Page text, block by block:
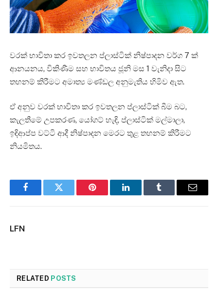
වරක් භාවිතා කර ඉවතලන ප්ලාස්ටික් නිෂ්පාදන වර්ග 7 ක්
ආනයනය, විකිණීම සහ භාවිතය ජූනි මස 1 වැනිදා සිට
තහනම් කිරීමට අමාත්‍ය මණ්ඩල අනුමැතිය හිමිව ඇත.
ඒ අනුව වරක් භාවිතා කර ඉවතලන ප්ලාස්ටික් බීම බට,
කැලතීමේ උපකරණ, යෝගට් හැඳි, ප්ලාස්ටික් මල්මාලා,
ඉඳිආප්ප වට්ටි ආදී නිෂ්පාදන මෙරට තුළ තහනම් කිරීමට
නියමිතය.
FacebookTwitter Pinterest LinkedInTumblr Email
LFN
RELATED POSTS